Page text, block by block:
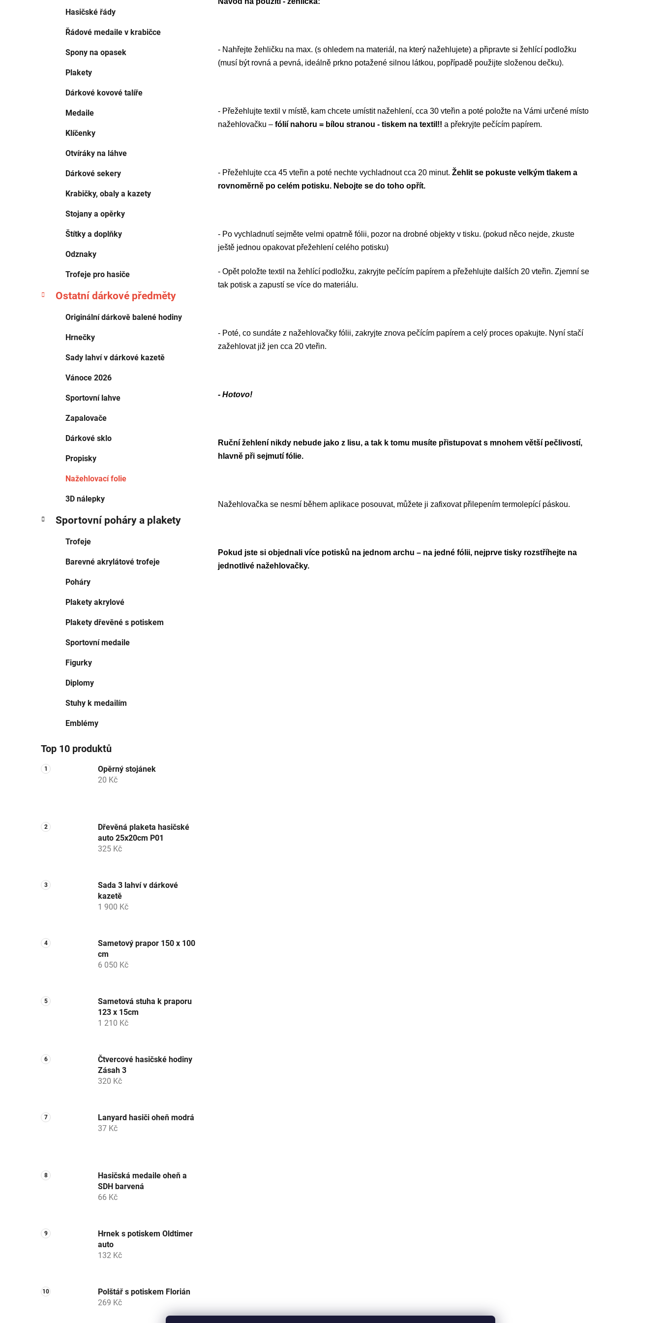
Hasičské řády
Řádové medaile v krabičce
Spony na opasek
Plakety
Dárkové kovové talíře
Medaile
Klíčenky
Otvíráky na láhve
Dárkové sekery
Krabičky, obaly a kazety
Stojany a opěrky
Štítky a doplňky
Odznaky
Trofeje pro hasiče
Ostatní dárkové předměty
Originální dárkově balené hodiny
Hrnečky
Sady lahví v dárkové kazetě
Vánoce 2026
Sportovní lahve
Zapalovače
Dárkové sklo
Propisky
Nažehlovací folie
3D nálepky
Sportovní poháry a plakety
Trofeje
Barevné akrylátové trofeje
Poháry
Plakety akrylové
Plakety dřevěné s potiskem
Sportovní medaile
Figurky
Diplomy
Stuhy k medailím
Emblémy
Top 10 produktů
Opěrný stojánek
20 Kč
Dřevěná plaketa hasičské
auto 25x20cm P01
325 Kč
Sada 3 lahví v dárkové
kazetě
1 900 Kč
Sametový prapor 150 x 100
cm
6 050 Kč
Sametová stuha k praporu
123 x 15cm
1 210 Kč
Čtvercové hasičské hodiny
Zásah 3
320 Kč
Lanyard hasiči oheň modrá
37 Kč
Hasičská medaile oheň a
SDH barvená
66 Kč
Hrnek s potiskem Oldtimer
auto
132 Kč
Polštář s potiskem Florián
269 Kč
- Nahřejte žehličku na max. (s ohledem na materiál, na který nažehlujete) a připravte si žehlící podložku
(musí být rovná a pevná, ideálně prkno potažené silnou látkou, popřípadě použijte složenou dečku).
- Přežehlujte textil v místě, kam chcete umístit nažehlení, cca 30 vteřin a poté položte na Vámi určené místo
nažehlovačku – fólií nahoru = bílou stranou - tiskem na textil!! a překryjte pečícím papírem.
- Přežehlujte cca 45 vteřin a poté nechte vychladnout cca 20 minut. Žehlit se pokuste velkým tlakem a
rovnoměrně po celém potisku. Nebojte se do toho opřít.
- Po vychladnutí sejměte velmi opatrně fólii, pozor na drobné objekty v tisku. (pokud něco nejde, zkuste
ještě jednou opakovat přežehlení celého potisku)
- Opět položte textil na žehlící podložku, zakryjte pečícím papírem a přežehlujte dalších 20 vteřin. Zjemní se
tak potisk a zapustí se více do materiálu.
- Poté, co sundáte z nažehlovačky fólii, zakryjte znova pečícím papírem a celý proces opakujte. Nyní stačí
zažehlovat již jen cca 20 vteřin.
- Hotovo!
Ruční žehlení nikdy nebude jako z lisu, a tak k tomu musíte přistupovat s mnohem větší pečlivostí,
hlavně při sejmutí fólie.
Nažehlovačka se nesmí během aplikace posouvat, můžete ji zafixovat přilepením termolepící páskou.
Pokud jste si objednali více potisků na jednom archu – na jedné fólii, nejprve tisky rozstříhejte na
jednotlivé nažehlovačky.